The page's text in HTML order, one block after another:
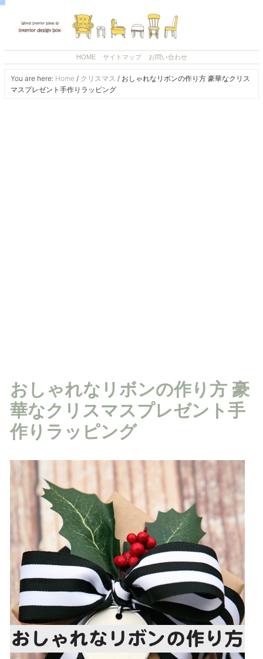
HOME サイトマップ お問い合わせ
You are here: Home / クリスマス /おしゃれなリボンの作り方 豪華なクリス
マスプレゼント手作りラッピング
おしゃれなリボンの作り方 豪
華なクリスマスプレゼント手
作りラッピング